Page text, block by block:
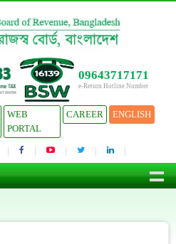
09643717171
e-Return Hotline Number
WEB
PORTAL
CAREER ENGLISH